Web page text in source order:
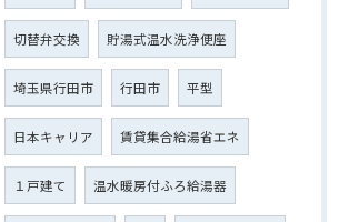
切替弁交換 貯湯式温水洗浄便座
埼玉県行田市 行田市 平型
日本キャリア 賃貸集合給湯省エネ
１戸建て 温水暖房付ふろ給湯器